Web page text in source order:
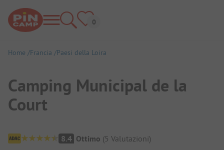
Home Francia Paesi della Loira
Camping Municipal de la
Court
Panoramica del campeggio
8.4 Ottimo (5 Valutazioni)